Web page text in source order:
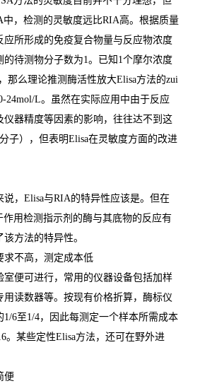
中，检测的灵敏度远比RIA高。根据质量
应所形成的免疫复合物量与反应物浓度
的待测物分子数为1 。已知 1 个摩尔浓度
那么理论推测酶活性放大Elisa方法的zui
24mol/L。虽然在实际应用中由于反应
仪器精度等因素的影响，往往达不到这
子），但表明Elisa在灵敏度方面的改进
， Elisa与RIA的特异性应该是。但在
作用检测指示剂的酶与其底物的反应有
方法的特异性。
求不高，测定成本低
室便可进行，常用的仪器设备包括加样
用读数器等。按现有价格折算，酶标仪
1/6至1/4，因此每测定一个样本所需成本
。某些定性Elisa方法，还可在野外进
便